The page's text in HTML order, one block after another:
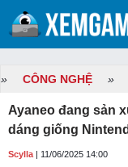
» CÔNG NGHỆ »
Ayaneo đang sản
dáng giống
Scylla | 11/06/2025 14:00